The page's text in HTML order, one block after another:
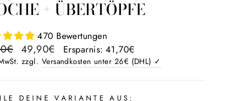
+ ÜBERTÖPFE
470 Bewertungen
Sonderpreis
49,90€ Ersparnis: 41,70€
zzgl. Versandkosten unter 26€ (DHL) ✓
DEINE VARIANTE AUS: